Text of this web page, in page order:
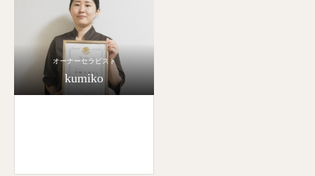
オーナーセラピスト
kumiko